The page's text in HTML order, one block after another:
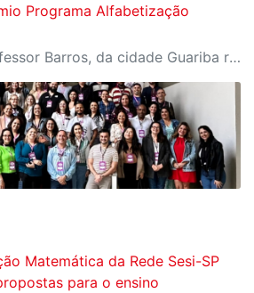
Programa Alfabetização
A escola EMEB Professor Barros, da cidade Guariba recebeu um laboratório de fabricação digital equipado com tecnologia avançada para práticas pedagógicas
Matemática da Rede Sesi-SP
para o ensino